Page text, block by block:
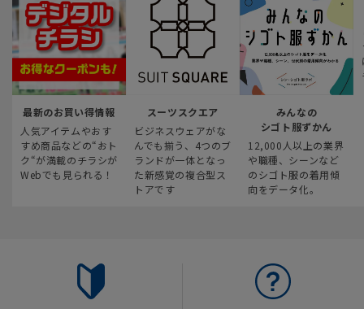
最新のお買い得情報
人気アイテムやおす
すめ商品などの“おト
ク“が満載のチラシが
Webでも見られる！
スーツスクエア
ビジネスウェアがな
んでも揃う、4つのブ
ランドが一体となっ
た新感覚の複合型ス
トアです
みんなの
シゴト服ずかん
12,000人以上の業界
や職種、シーンなど
のシゴト服の着用傾
向をデータ化。